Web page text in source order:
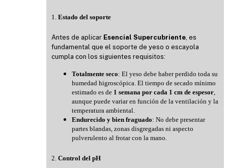
1. Estado del soporte
Antes de aplicar Esencial Supercubriente, es
fundamental que el soporte de yeso o escayola
cumpla con los siguientes requisitos:
Totalmente seco: El yeso debe haber perdido toda su
humedad higroscópica. El tiempo de secado mínimo
estimado es de 1 semana por cada 1 cm de espesor,
aunque puede variar en función de la ventilación y la
temperatura ambiental.
Endurecido y bien fraguado: No debe presentar
partes blandas, zonas disgregadas ni aspecto
pulverulento al frotar con la mano.
2. Control del pH